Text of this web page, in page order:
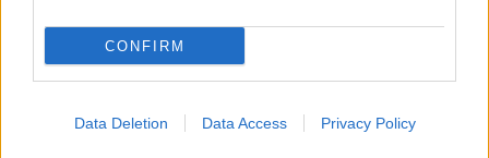
CONFIRM
Data Deletion Data Access Privacy Policy
διαπίστωσε ότι πάνω από το 95% των
χρηστών GLP-1 ήταν εν ζωή μετά από πέντε
χρηστών.